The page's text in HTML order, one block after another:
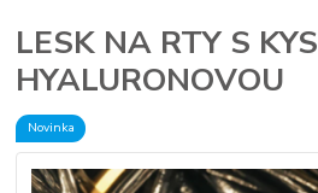
LESK NA RTY S
HYALURONOVOU
Novinka